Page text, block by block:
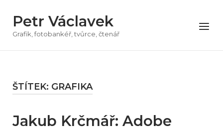
obsah
Petr Václavek
Grafik, fotobankéř, tvůrce, čtenář
Menu
ŠTÍTEK: GRAFIKA
Jakub Krčmář: Adobe